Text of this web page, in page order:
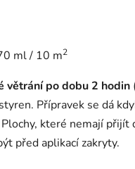
ml / 10 m2
větrání po dobu 2 hodin
Přípravek se dá
které nemají
před aplikací zakryty.